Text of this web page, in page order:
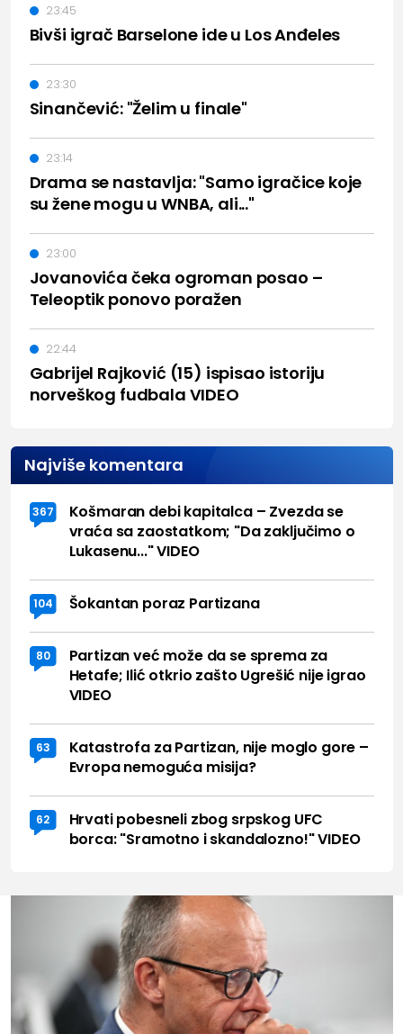
Bivši igrač Barselone ide u Los Anđeles
23:45
Sinančević: "Želim u finale"
23:30
Drama se nastavlja: "Samo igračice koje
su žene mogu u WNBA, ali..."
23:14
Jovanovića čeka ogroman posao –
Teleoptik ponovo poražen
23:00
Gabrijel Rajković (15) ispisao istoriju
norveškog fudbala VIDEO
22:44
Najviše komentara
367
Košmaran debi kapitalca – Zvezda se
vraća sa zaostatkom; "Da zaključimo o
Lukasenu..." VIDEO
104 Šokantan poraz Partizana
80
Partizan već može da se sprema za
Hetafe; Ilić otkrio zašto Ugrešić nije igrao
VIDEO
63
Katastrofa za Partizan, nije moglo gore –
Evropa nemoguća misija?
62
Hrvati pobesneli zbog srpskog UFC
borca: "Sramotno i skandalozno!" VIDEO